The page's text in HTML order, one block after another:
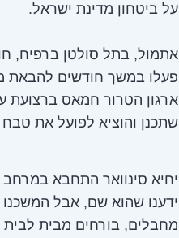
על ביטחון מדינת ישראל.
אתמול, בתל סולטן ברפיח,
פעלו במשך חודשים להבאת
ארגון הטרור חמאס ברצועת
שתכנן והוציא לפועל את
יחיא סינוואר התחבא במרחב
ידענו שהוא שם, אבל
מחבלים, בורחים מבית